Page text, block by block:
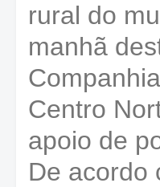
rural do
manhã
Centro
apoio de
De acordo